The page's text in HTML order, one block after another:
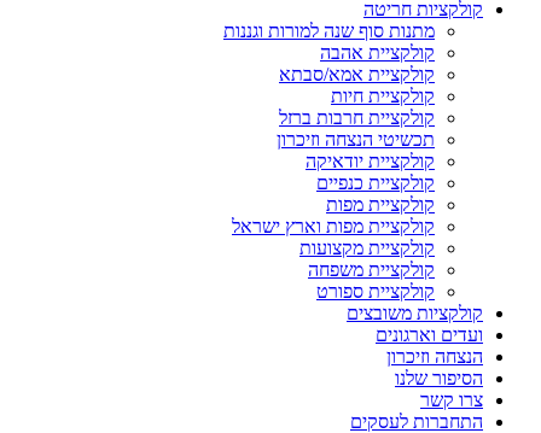
קולקציות חריטה
מתנות סוף שנה למורות וגננות
קולקציית אהבה
קולקציית אמא/סבתא
קולקציית חיות
קולקציית חרבות ברזל
תכשיטי הנצחה וזיכרון
קולקציית יודאיקה
קולקציית כנפיים
קולקציית מפות
קולקציית מפות וארץ ישראל
קולקציית מקצועות
קולקציית משפחה
קולקציית ספורט
קולקציות משובצים
ועדים וארגונים
הנצחה וזיכרון
הסיפור שלנו
צרו קשר
התחברות לעסקים